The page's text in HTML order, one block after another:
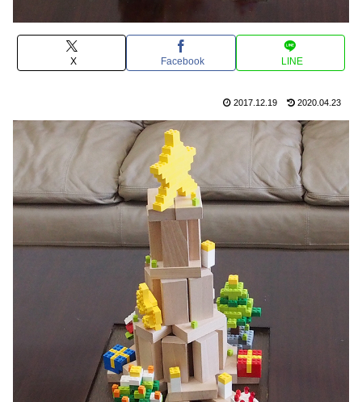
X Facebook LINE
2017.12.19 2020.04.23